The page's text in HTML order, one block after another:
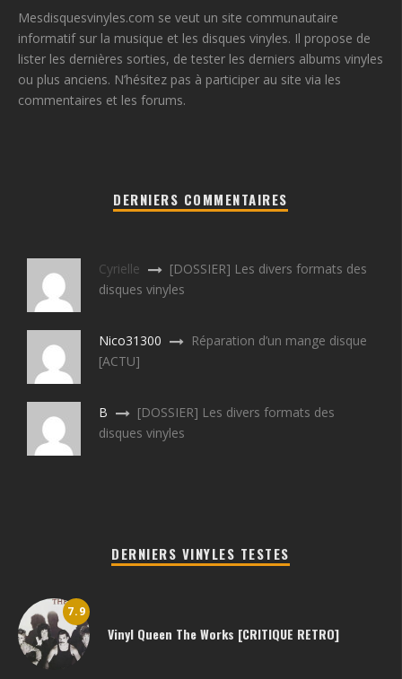
Mesdisquesvinyles.com se veut un site communautaire
informatif sur la musique et les disques vinyles. Il propose de
lister les dernières sorties, de tester les derniers albums vinyles
ou plus anciens. N’hésitez pas à participer au site via les
commentaires et les forums.
DERNIERS COMMENTAIRES
Cyrielle
[DOSSIER] Les divers formats des
disques vinyles
Nico31300
Réparation d’un mange disque
[ACTU]
B
[DOSSIER] Les divers formats des
disques vinyles
DERNIERS VINYLES TESTES
7.9
Vinyl Queen The Works [CRITIQUE RETRO]